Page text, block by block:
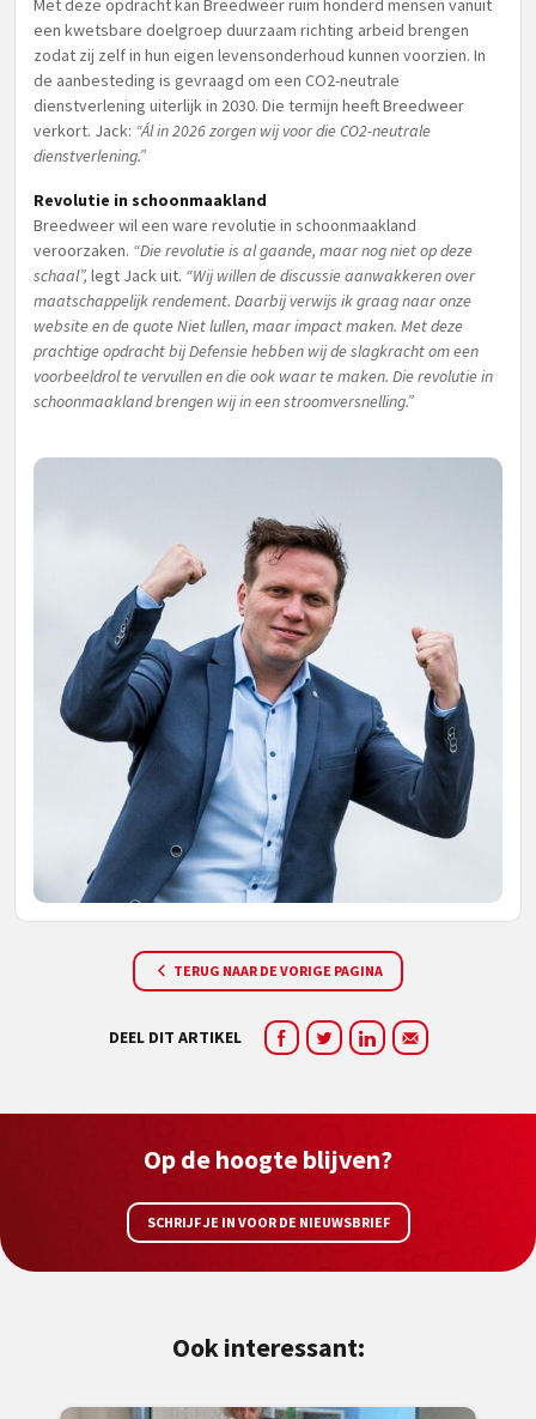
Met deze opdracht kan Breedweer ruim honderd mensen vanuit
een kwetsbare doelgroep duurzaam richting arbeid brengen
zodat zij zelf in hun eigen levensonderhoud kunnen voorzien. In
de aanbesteding is gevraagd om een CO2-neutrale
dienstverlening uiterlijk in 2030. Die termijn heeft Breedweer
verkort. Jack: “Ál in 2026 zorgen wij voor die CO2-neutrale
dienstverlening.”
Revolutie in schoonmaakland
Breedweer wil een ware revolutie in schoonmaakland
veroorzaken. “Die revolutie is al gaande, maar nog niet op deze
schaal”, legt Jack uit. “Wij willen de discussie aanwakkeren over
maatschappelijk rendement. Daarbij verwijs ik graag naar onze
website en de quote Niet lullen, maar impact maken. Met deze
prachtige opdracht bij Defensie hebben wij de slagkracht om een
voorbeeldrol te vervullen en die ook waar te maken. Die revolutie in
schoonmaakland brengen wij in een stroomversnelling.”
TERUG NAAR DE VORIGE PAGINA
DEEL DIT ARTIKEL
Op de hoogte blijven?
SCHRIJF JE IN VOOR DE NIEUWSBRIEF
Ook interessant: